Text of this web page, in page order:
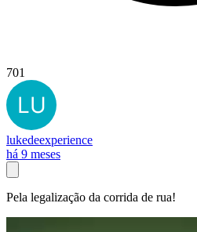
701
lukedeexperience
há 9 meses
Pela legalização da corrida de rua!